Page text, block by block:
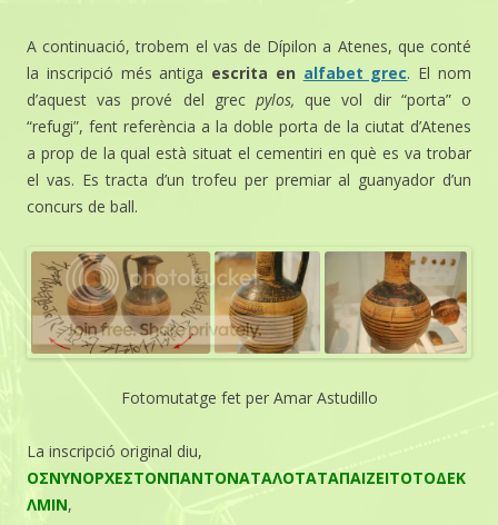
A continuació, trobem el vas de Dípilon a Atenes, que conté
la inscripció més antiga escrita en alfabet grec. El nom
d’aquest vas prové del grec pylos, que vol dir “porta” o
“refugi”, fent referència a la doble porta de la ciutat d’Atenes
a prop de la qual està situat el cementiri en què es va trobar
el vas. Es tracta d’un trofeu per premiar al guanyador d’un
concurs de ball.
Fotomutatge fet per Amar Astudillo
La inscripció original diu,
ΟΣΝΥΝΟΡΧΕΣΤΟΝΠΑΝΤΟΝΑΤΑΛΟΤΑΤΑΠΑΙΖΕΙΤΟΤΟΔΕΚ
ΛΜΙΝ,